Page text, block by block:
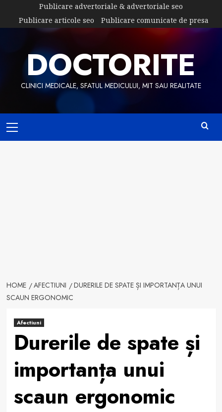
content
Publicare advertoriale & advertoriale seo
Publicare articole seo
Publicare comunicate de presa
DOCTORITE
CLINICI MEDICALE, SFATUL MEDICULUI, MIT SAU REALITATE
Menu
HOME AFECTIUNI
DURERILE DE SPATE ȘI IMPORTANȚA UNUI
SCAUN ERGONOMIC
Afectiuni
Durerile de spate și
importanța unui
scaun ergonomic